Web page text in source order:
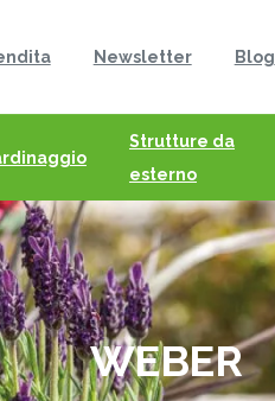
Newsletter Blog
Strutture da
esterno
WEBER